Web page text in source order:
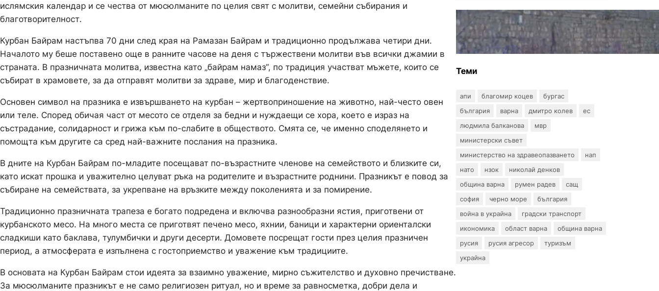
ислямския календар и се чества от мюсюлманите по целия свят с молитви, семейни събирания и
благотворителност.
Курбан Байрам настъпва 70 дни след края на Рамазан Байрам и традиционно продължава четири дни.
Началото му беше поставено още в ранните часове на деня с тържествени молитви във всички джамии в
страната. В празничната молитва, известна като „байрам намаз“, по традиция участват мъжете, които се
събират в храмовете, за да отправят молитви за здраве, мир и благоденствие.
Основен символ на празника е извършването на курбан – жертвоприношение на животно, най-често овен
или теле. Според обичая част от месото се отделя за бедни и нуждаещи се хора, което е израз на
състрадание, солидарност и грижа към по-слабите в обществото. Смята се, че именно споделянето и
помощта към другите са сред най-важните послания на празника.
В дните на Курбан Байрам по-младите посещават по-възрастните членове на семейството и близките си,
като искат прошка и уважително целуват ръка на родителите и възрастните роднини. Празникът е повод за
събиране на семействата, за укрепване на връзките между поколенията и за помирение.
Традиционно празничната трапеза е богато подредена и включва разнообразни ястия, приготвени от
курбанското месо. На много места се приготвят печено месо, яхнии, баници и характерни ориенталски
сладкиши като баклава, тулумбички и други десерти. Домовете посрещат гости през целия празничен
период, а атмосферата е изпълнена с гостоприемство и уважение към традициите.
В основата на Курбан Байрам стои идеята за взаимно уважение, мирно съжителство и духовно пречистване.
За мюсюлманите празникът е не само религиозен ритуал, но и време за равносметка, добри дела и
БЪЛГАРИЯ
Ограничават движението
по улица „Вълноломна“ във
Варна
Теми
апи благомир коцев
бургас
българия
варна дмитро колев
ес
людмила балканова
мвр
министерски съвет
министерство на здравеопазването
нап
нато
нзок
николай денков
община варна
румен радев
сащ
софия
черно море
българия
война в украйна
градски транспорт
икономика
област варна
община варна
русия
русия агресор
туризъм
украйна